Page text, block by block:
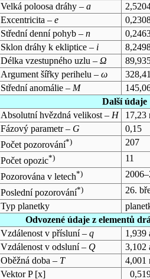
Velká poloosa dráhy – a
Excentricita – e
Střední denní pohyb – n
Sklon dráhy k ekliptice – i
Délka vzestupného uzlu – Ω
Argument šířky perihelu – ω
Střední anomálie – M
Další údaje
Absolutní hvězdná velikost – H
17,23
Fázový parametr – G
0,15
Počet pozorování*)
207
Počet opozic*)
11
Pozorována v letech*)
Poslední pozorování*)
26.
Typ planetky
Odvozené údaje z elementů
Vzdálenost v přísluní – q
1,939
Vzdálenost v odsluní – Q
3,102
Oběžná doba – T
4,001
Vektor P [x]